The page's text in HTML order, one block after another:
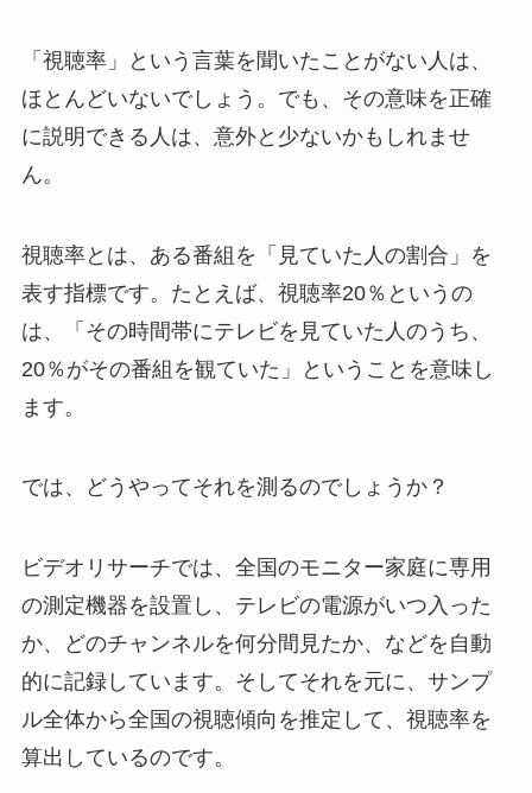
「視聴率」という言葉を聞いたことがない人は、
ほとんどいないでしょう。でも、その意味を正確
に説明できる人は、意外と少ないかもしれませ
ん。
視聴率とは、ある番組を「見ていた人の割合」を
表す指標です。たとえば、視聴率20％というの
は、「その時間帯にテレビを見ていた人のうち、
20％がその番組を観ていた」ということを意味し
ます。
では、どうやってそれを測るのでしょうか？
ビデオリサーチでは、全国のモニター家庭に専用
の測定機器を設置し、テレビの電源がいつ入った
か、どのチャンネルを何分間見たか、などを自動
的に記録しています。そしてそれを元に、サンプ
ル全体から全国の視聴傾向を推定して、視聴率を
算出しているのです。